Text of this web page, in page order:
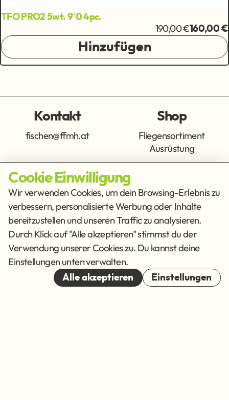
TFO PRO2 5wt. 9´0 4pc.
190,00 €160,00 €
Hinzufügen
Kontakt
fischen@ffmh.at
Shop
Fliegensortiment
Ausrüstung
Info
Impressum
Datenschutz
AGB
Get Social
© 2026
Cookie Einwilligung
Wir verwenden Cookies, um dein Browsing-Erlebnis zu
verbessern, personalisierte Werbung oder Inhalte
bereitzustellen und unseren Traffic zu analysieren.
Durch Klick auf "Alle akzeptieren" stimmst du der
Verwendung unserer Cookies zu. Du kannst deine
Einstellungen unten verwalten.
Alle akzeptieren Einstellungen